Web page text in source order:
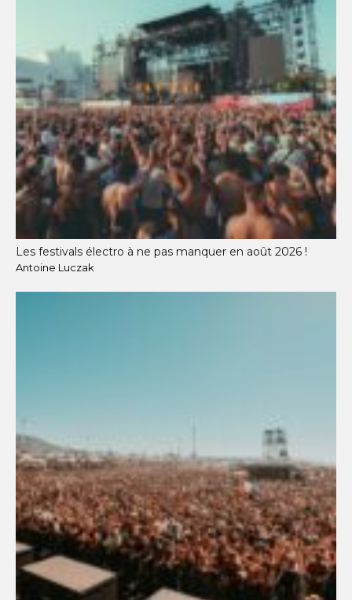
Les festivals électro à ne pas manquer en août 2026 !
Antoine Luczak